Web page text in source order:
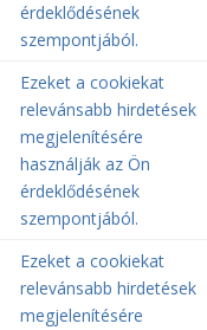
érdeklődésének
szempontjából.
Ezeket a cookiekat
relevánsabb hirdetések
megjelenítésére
használják az Ön
érdeklődésének
szempontjából.
Ezeket a cookiekat
relevánsabb hirdetések
megjelenítésére